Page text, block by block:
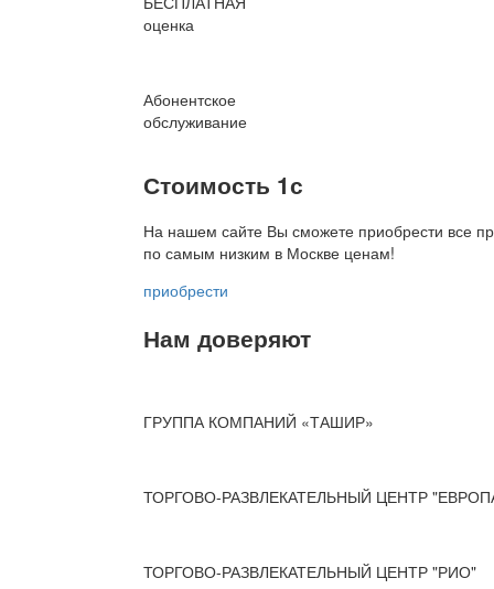
оценка
Абонентское
обслуживание
Стоимость 1с
На нашем сайте Вы сможете приобрести все
по самым низким в Москве ценам!
приобрести
Нам доверяют
ГРУППА КОМПАНИЙ «ТАШИР»
ТОРГОВО-РАЗВЛЕКАТЕЛЬНЫЙ ЦЕНТР
ТОРГОВО-РАЗВЛЕКАТЕЛЬНЫЙ ЦЕНТР "РИО"